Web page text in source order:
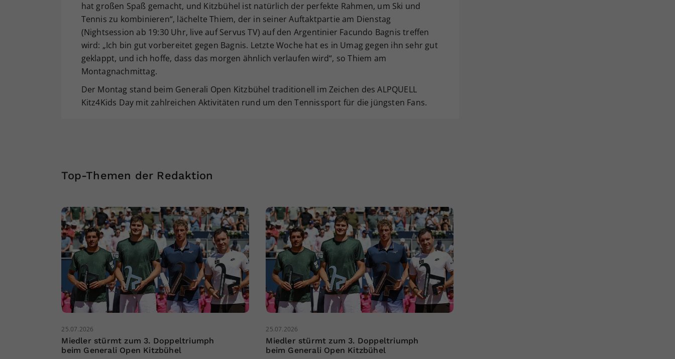
hat großen Spaß gemacht, und Kitzbühel ist natürlich der perfekte Rahmen, um Ski und
Tennis zu kombinieren“, lächelte Thiem, der in seiner Auftaktpartie am Dienstag
(Nightsession ab 19:30 Uhr, live auf Servus TV) auf den Argentinier Facundo Bagnis treffen
wird: „Ich bin gut vorbereitet gegen Bagnis. Letzte Woche hat es in Umag gegen ihn sehr gut
geklappt, und ich hoffe, dass das morgen ähnlich verlaufen wird“, so Thiem am
Montagnachmittag.
Der Montag stand beim Generali Open Kitzbühel traditionell im Zeichen des ALPQUELL
Kitz4Kids Day mit zahlreichen Aktivitäten rund um den Tennissport für die jüngsten Fans.
Top-Themen der Redaktion
25.07.2026
Miedler stürmt zum 3. Doppeltriumph
beim Generali Open Kitzbühel
25.07.2026
Miedler stürmt zum 3. Doppeltriumph
beim Generali Open Kitzbühel